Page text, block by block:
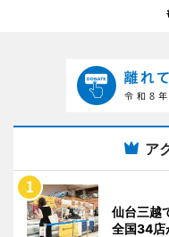
ア
仙台三越
全国34店